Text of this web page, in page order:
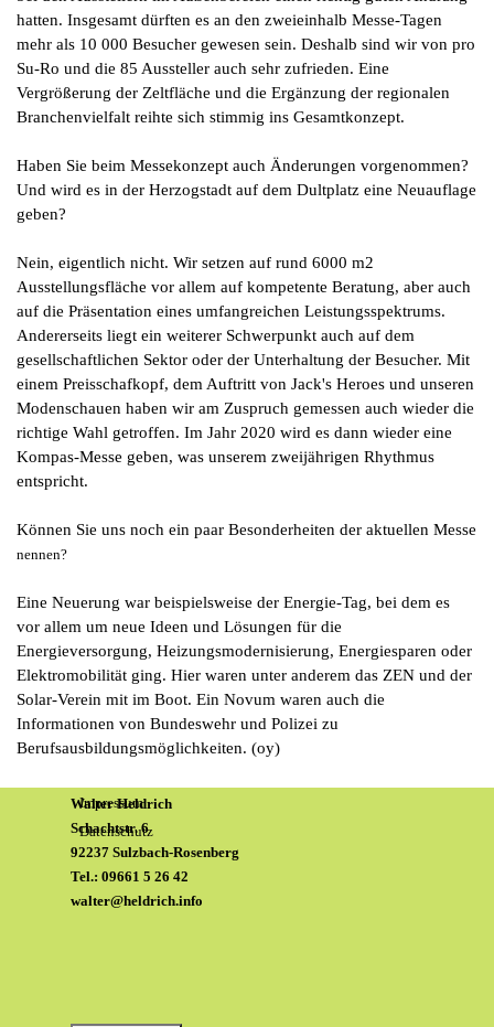
hatten. Insgesamt dürften es an den zweieinhalb Messe-Tagen
mehr als 10 000 Besucher gewesen sein. Deshalb sind wir von pro
Su-Ro und die 85 Aussteller auch sehr zufrieden. Eine
Vergrößerung der Zeltfläche und die Ergänzung der regionalen
Branchenvielfalt reihte sich stimmig ins Gesamtkonzept.
Haben Sie beim Messekonzept auch Änderungen vorgenommen?
Und wird es in der Herzogstadt auf dem Dultplatz eine Neuauflage
geben?
Nein, eigentlich nicht. Wir setzen auf rund 6000 m2
Ausstellungsfläche vor allem auf kompetente Beratung, aber auch
auf die Präsentation eines umfangreichen Leistungsspektrums.
Andererseits liegt ein weiterer Schwerpunkt auch auf dem
gesellschaftlichen Sektor oder der Unterhaltung der Besucher. Mit
einem Preisschafkopf, dem Auftritt von Jack's Heroes und unseren
Modenschauen haben wir am Zuspruch gemessen auch wieder die
richtige Wahl getroffen. Im Jahr 2020 wird es dann wieder eine
Kompas-Messe geben, was unserem zweijährigen Rhythmus
entspricht.
Können Sie uns noch ein paar Besonderheiten der aktuellen Messe
nennen?
Eine Neuerung war beispielsweise der Energie-Tag, bei dem es
vor allem um neue Ideen und Lösungen für die
Energieversorgung, Heizungsmodernisierung, Energiesparen oder
Elektromobilität ging. Hier waren unter anderem das ZEN und der
Solar-Verein mit im Boot. Ein Novum waren auch die
Informationen von Bundeswehr und Polizei zu
Berufsausbildungsmöglichkeiten. (oy)
Walter Heldrich
Schachtstr. 6
92237 Sulzbach-Rosenberg
Tel.: 09661 5 26 42
walter@heldrich.info
Datenschutz
Impressum